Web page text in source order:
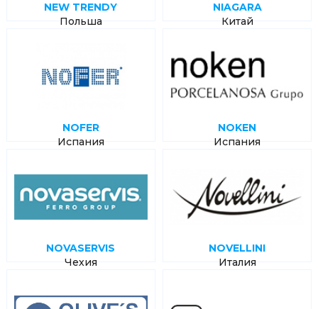
NEW TRENDY
Польша
NIAGARA
Китай
NOFER
Испания
NOKEN
Испания
NOVASERVIS
Чехия
NOVELLINI
Италия